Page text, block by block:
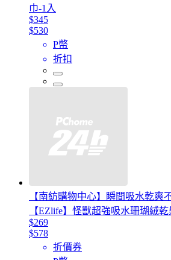
巾-1入
$345
$530
P幣
折扣
【南紡購物中心】瞬間吸水乾爽
【EZlife】怪獸超強吸水珊瑚絨乾
$269
$578
折價券